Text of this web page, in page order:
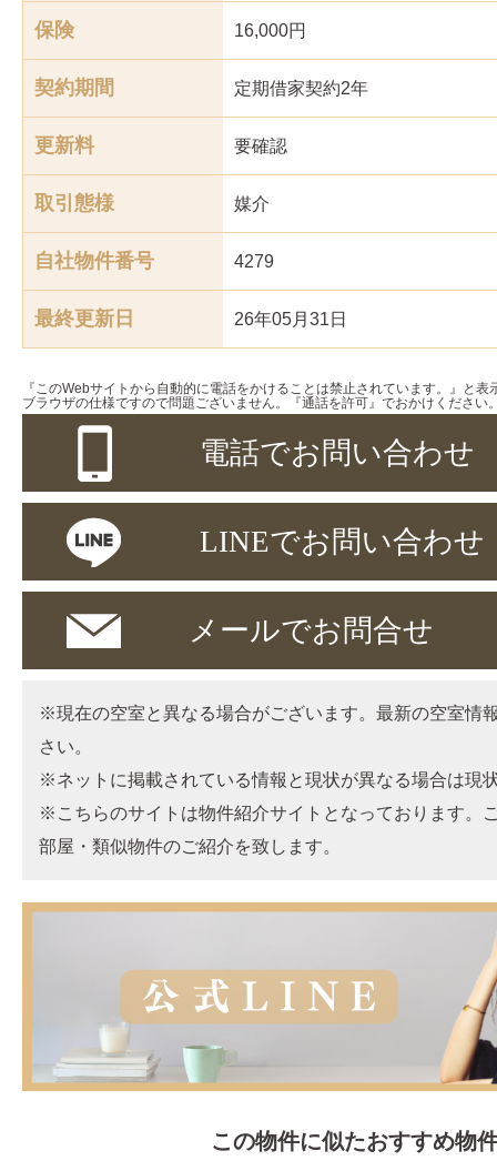
保険 16,000円
契約期間 定期借家契約2年
更新料 要確認
取引態様 媒介
自社物件番号 4279
最終更新日 26年05月31日
『このWebサイトから自動的に電話をかけることは禁止されています。』と
ブラウザの仕様ですので問題ございません。『通話を許可』でおかけください
電話でお問い合わせ
LINEでお問い合わせ
メールでお問合せ
※現在の空室と異なる場合がございます。最新の空室情
さい。
※ネットに掲載されている情報と現状が異なる場合は現
※こちらのサイトは物件紹介サイトとなっております。
部屋・類似物件のご紹介を致します。
この物件に似たおすすめ物